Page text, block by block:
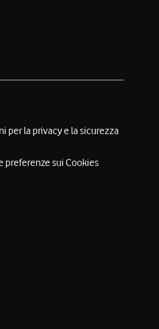
per la privacy e la sicurezza
preferenze sui Cookies